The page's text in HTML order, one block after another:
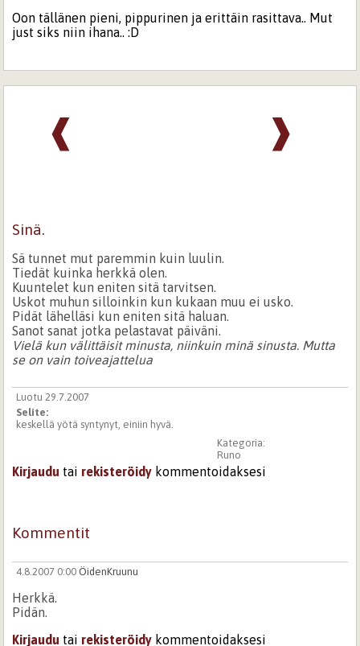
Oon tällänen pieni, pippurinen ja erittäin rasittava.. Mut
just siks niin ihana.. :D
❱
❰
Sinä.
Sä tunnet mut paremmin kuin luulin.
Tiedät kuinka herkkä olen.
Kuuntelet kun eniten sitä tarvitsen.
Uskot muhun silloinkin kun kukaan muu ei usko.
Pidät lähelläsi kun eniten sitä haluan.
Sanot sanat jotka pelastavat päiväni.
Vielä kun välittäisit minusta, niinkuin minä sinusta. Mutta
se on vain toiveajattelua
Luotu 29.7.2007
Selite:
keskellä yötä syntynyt, einiin hyvä.
Kategoria:
Runo
Kirjaudu tai rekisteröidy kommentoidaksesi
Kommentit
4.8.2007 0:00 ÖidenKruunu
Herkkä.
Pidän.
Kirjaudu tai rekisteröidy kommentoidaksesi